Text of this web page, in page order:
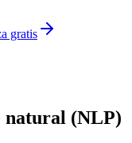
gratis
natural (NLP)